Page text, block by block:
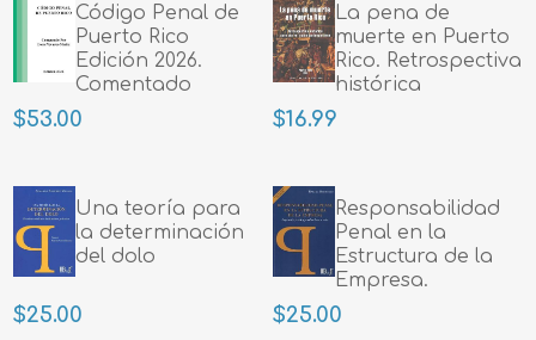
Código Penal de
Puerto Rico
Edición 2026.
Comentado
$53.00
La pena de
muerte en Puerto
Rico. Retrospectiva
histórica
$16.99
Una teoría para
la determinación
del dolo
$25.00
Responsabilidad
Penal en la
Estructura de la
Empresa.
Imputación
jurídico-penal en
$25.00